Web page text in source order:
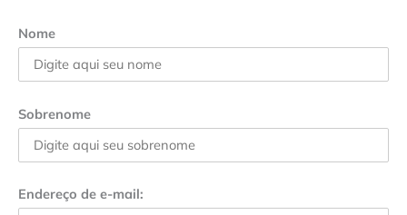
Nome
Sobrenome
Endereço de e-mail: